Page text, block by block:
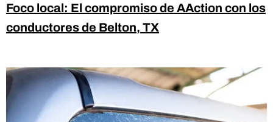
Foco local: El compromiso de AAction con los
conductores de Belton, TX